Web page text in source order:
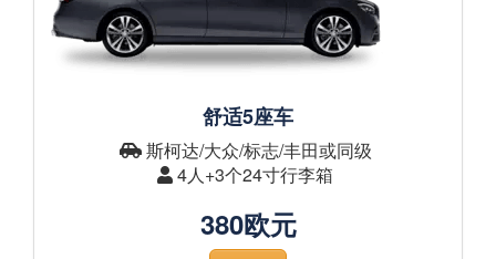
舒适5座车
斯柯达/大众/标志/丰田或同级
4人+3个24寸行李箱
380欧元